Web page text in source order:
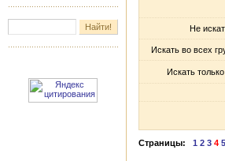
Не
Искать во всех
Искать
Страницы: 1 2 3 4 5